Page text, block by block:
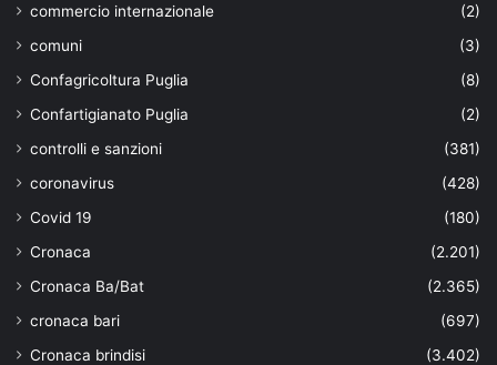
commercio internazionale
(2)
comuni
(3)
Confagricoltura Puglia
(8)
Confartigianato Puglia
(2)
controlli e sanzioni
(381)
coronavirus
(428)
Covid 19
(180)
Cronaca
(2.201)
Cronaca Ba/Bat
(2.365)
cronaca bari
(697)
Cronaca brindisi
(3.402)